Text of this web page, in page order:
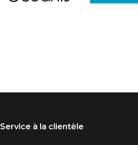
Service à la clientèle